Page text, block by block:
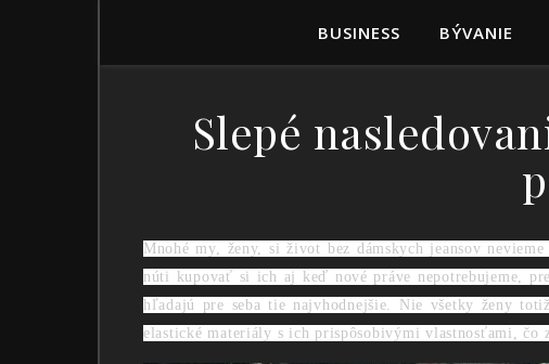
BUSINESS BÝVANIE
Slepé
Mnohé my, ženy, si život bez dámskych jeansov
núti kupovať si ich aj keď nové práve nepotrebujeme,
hľadajú pre seba tie najvhodnejšie. Nie všetky ženy
elastické materiály s ich prispôsobivými vlastnosťami, čo